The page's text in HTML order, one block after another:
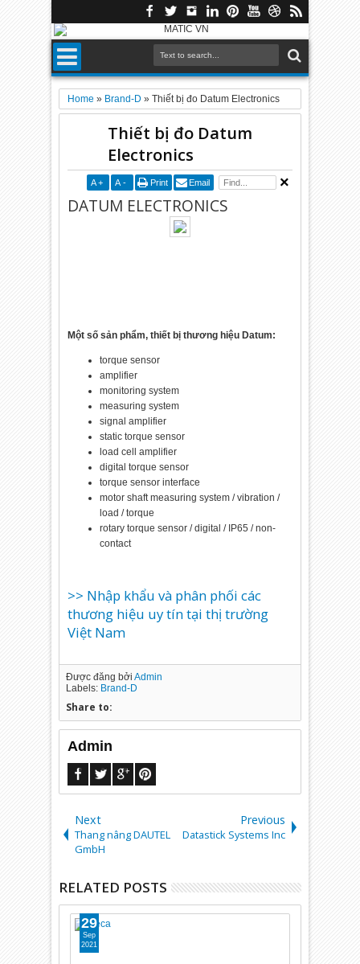
Home » Brand-D »Thiết bị đo Datum Electronics
Thiết bị đo Datum
Electronics
A + A - Print Email
DATUM ELECTRONICS
Một số sản phẩm, thiết bị thương hiệu Datum:
torque sensor
amplifier
monitoring system
measuring system
signal amplifier
static torque sensor
load cell amplifier
digital torque sensor
torque sensor interface
motor shaft measuring system / vibration /
load / torque
rotary torque sensor / digital / IP65 / non-
contact
>> Nhập khẩu và phân phối các
thương hiệu uy tín tại thị trường
Việt Nam
Được đăng bởiAdmin
Labels: Brand-D
Share to:
Admin
Next
Thang nâng DAUTEL
GmbH
Previous
Datastick Systems Inc
RELATED POSTS
29
Sep
2021